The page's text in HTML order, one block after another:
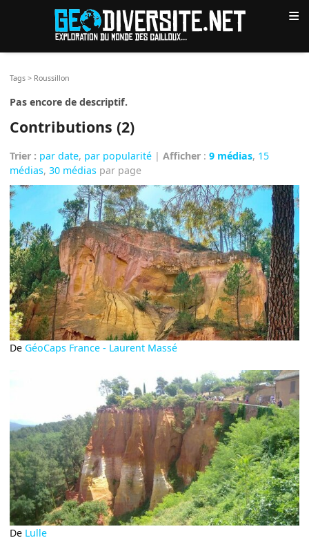
≡
Tags > Roussillon
Pas encore de descriptif.
Contributions (2)
Trier : par date, par popularité |Afficher :9 médias, 15
médias,30 médias par page
De GéoCaps France - Laurent Massé
De Lulle